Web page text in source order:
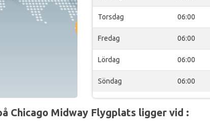
Torsdag 06:00
Fredag 06:00
Lördag 06:00
Söndag 06:00
Chicago Midway Flygplats ligger vid :